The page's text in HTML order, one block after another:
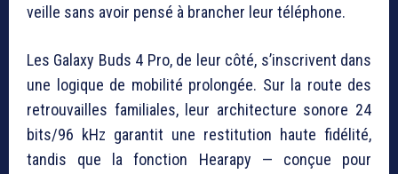
veille sans avoir pensé à brancher leur téléphone.
Les Galaxy Buds 4 Pro, de leur côté, s’inscrivent dans
une logique de mobilité prolongée. Sur la route des
retrouvailles familiales, leur architecture sonore 24
bits/96 kHz garantit une restitution haute fidélité,
tandis que la fonction Hearapy — conçue pour